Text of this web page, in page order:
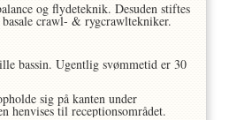
og flydeteknik. Desuden stiftes
crawl- & rygcrawltekniker.
bassin. Ugentlig svømmetid er 30
sig på kanten under
henvises til receptionsområdet.